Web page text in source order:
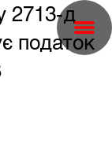
2713-д
податок